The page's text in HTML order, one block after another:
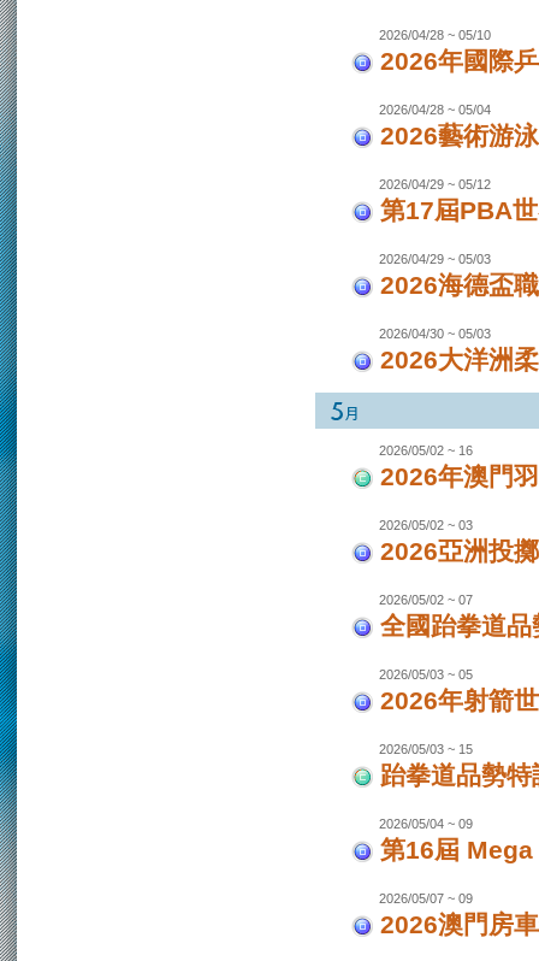
2026/04/28 ~ 05/10
2026年國際
2026/04/28 ~ 05/04
2026藝術游
2026/04/29 ~ 05/12
第17屆PBA
2026/04/29 ~ 05/03
2026海德盃
2026/04/30 ~ 05/03
2026大洋洲
2026/05/02 ~ 16
2026年澳門
2026/05/02 ~ 03
2026亞洲投
2026/05/02 ~ 07
全國跆拳道
2026/05/03 ~ 05
2026年射箭
2026/05/03 ~ 15
跆拳道品勢
2026/05/04 ~ 09
第16屆
2026/05/07 ~ 09
2026澳門房